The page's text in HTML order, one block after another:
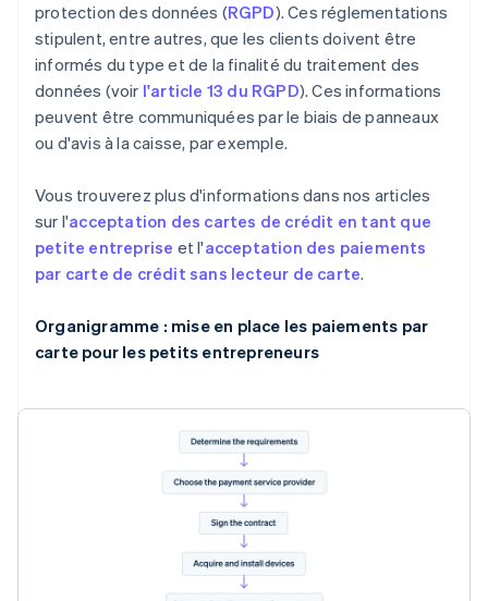
protection des données (RGPD). Ces réglementations
stipulent, entre autres, que les clients doivent être
informés du type et de la finalité du traitement des
données (voir l'article 13 du RGPD). Ces informations
peuvent être communiquées par le biais de panneaux
ou d'avis à la caisse, par exemple.
Vous trouverez plus d'informations dans nos articles
sur l'acceptation des cartes de crédit en tant que
petite entreprise et l'acceptation des paiements
par carte de crédit sans lecteur de carte.
Organigramme : mise en place les paiements par
carte pour les petits entrepreneurs